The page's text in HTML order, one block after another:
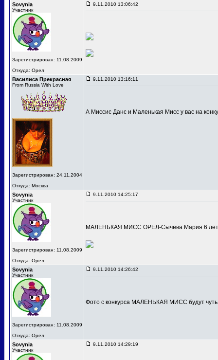
Sovynia
Участник
Зарегистрирован: 11.08.2009
Откуда: Орел
9.11.2010 13:06:42
Василиса Прекрасная
From Russia With Love
Зарегистрирован: 24.11.2004
Откуда: Москва
9.11.2010 13:16:11
А Миссис Данс и Маленькая Мисс у вас на
Sovynia
Участник
Зарегистрирован: 11.08.2009
Откуда: Орел
9.11.2010 14:25:17
МАЛЕНЬКАЯ МИСС ОРЕЛ-Сычева Мария 6
Sovynia
Участник
Зарегистрирован: 11.08.2009
Откуда: Орел
9.11.2010 14:26:42
Фото с конкурса МАЛЕНЬКАЯ МИСС будут
Sovynia
Участник
9.11.2010 14:29:19